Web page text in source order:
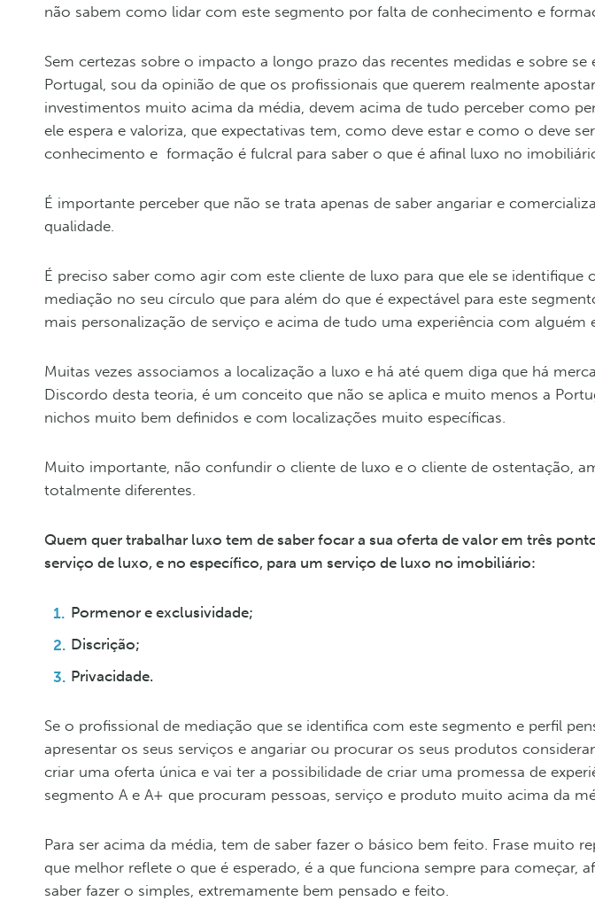
não sabem como lidar com este segmento por falta de conhecimento e
Sem certezas sobre o impacto a longo prazo das recentes medidas e sobre
Portugal, sou da opinião de que os profissionais que querem realmente
investimentos muito acima da média, devem acima de tudo perceber como
ele espera e valoriza, que expectativas tem, como deve estar e como o deve
conhecimento e formação é fulcral para saber o que é afinal luxo no
É importante perceber que não se trata apenas de saber angariar e
qualidade.
É preciso saber como agir com este cliente de luxo para que ele se identifique
mediação no seu círculo que para além do que é expectável para este
mais personalização de serviço e acima de tudo uma experiência com alguém
Muitas vezes associamos a localização a luxo e há até quem diga que há
Discordo desta teoria, é um conceito que não se aplica e muito menos a
nichos muito bem definidos e com localizações muito específicas.
Muito importante, não confundir o cliente de luxo e o cliente de ostentação,
totalmente diferentes.
Quem quer trabalhar luxo tem de saber focar a sua oferta de valor em três
serviço de luxo, e no específico, para um serviço de luxo no imobiliário:
Pormenor e exclusividade;
Discrição;
Privacidade.
Se o profissional de mediação que se identifica com este segmento e perfil
apresentar os seus serviços e angariar ou procurar os seus produtos
criar uma oferta única e vai ter a possibilidade de criar uma promessa de
segmento A e A+ que procuram pessoas, serviço e produto muito acima da
Para ser acima da média, tem de saber fazer o básico bem feito. Frase muito
que melhor reflete o que é esperado, é a que funciona sempre para começar,
saber fazer o simples, extremamente bem pensado e feito.